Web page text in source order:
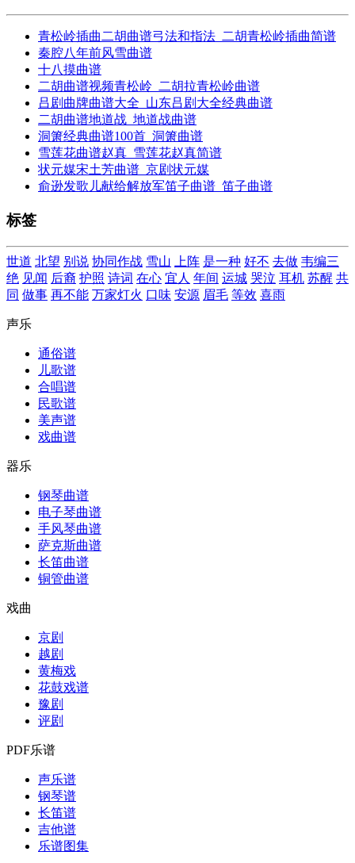
青松岭插曲二胡曲谱弓法和指法_二胡青松岭插曲简谱
秦腔八年前风雪曲谱
十八摸曲谱
二胡曲谱视频青松岭_二胡拉青松岭曲谱
吕剧曲牌曲谱大全_山东吕剧大全经典曲谱
二胡曲谱地道战_地道战曲谱
洞箫经典曲谱100首_洞箫曲谱
雪莲花曲谱赵真_雪莲花赵真简谱
状元媒宋土芳曲谱_京剧状元媒
俞逊发歌儿献给解放军笛子曲谱_笛子曲谱
标签
世道 北望 别说 协同作战 雪山 上阵 是一种 好不 去做 韦编三
绝 见闻 后裔 护照 诗词 在心 宜人 年间 运城 哭泣 耳机 苏醒 共
同 做事 再不能 万家灯火 口味 安源 眉毛 等效 喜雨
声乐
通俗谱
儿歌谱
合唱谱
民歌谱
美声谱
戏曲谱
器乐
钢琴曲谱
电子琴曲谱
手风琴曲谱
萨克斯曲谱
长笛曲谱
铜管曲谱
戏曲
京剧
越剧
黄梅戏
花鼓戏谱
豫剧
评剧
PDF乐谱
声乐谱
钢琴谱
长笛谱
吉他谱
乐谱图集